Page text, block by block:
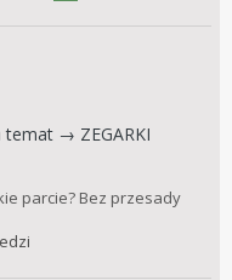
temat → ZEGARKI
parcie? Bez przesady